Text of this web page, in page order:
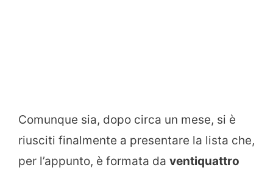
Comunque sia, dopo circa un mese, si è
riusciti finalmente a presentare la lista che,
per l’appunto, è formata da ventiquattro